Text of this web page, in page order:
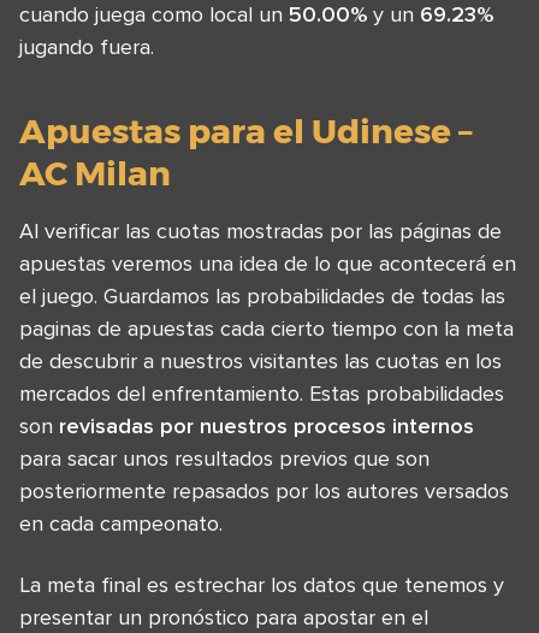
cuando juega como local un 50.00% y un 69.23%
jugando fuera.
Apuestas para el Udinese –
AC Milan
Al verificar las cuotas mostradas por las páginas de
apuestas veremos una idea de lo que acontecerá en
el juego. Guardamos las probabilidades de todas las
paginas de apuestas cada cierto tiempo con la meta
de descubrir a nuestros visitantes las cuotas en los
mercados del enfrentamiento. Estas probabilidades
son revisadas por nuestros procesos internos
para sacar unos resultados previos que son
posteriormente repasados por los autores versados
en cada campeonato.
La meta final es estrechar los datos que tenemos y
presentar un pronóstico para apostar en el